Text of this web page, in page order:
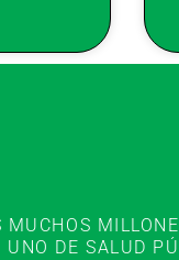
DE SALUD